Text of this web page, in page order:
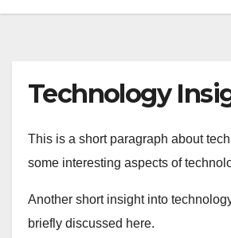
Technology
This is a short paragraph about
some interesting aspects of
Another short insight into
briefly discussed here.